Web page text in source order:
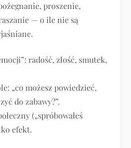
proszenie,
— o ile nie są
radość, złość, smutek,
„co możesz powiedzieć,
do zabawy?”.
(„spróbowałeś
efekt.